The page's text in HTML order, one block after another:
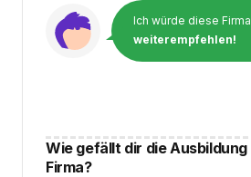
Ich würde diese Firma
weiterempfehlen!
Wie gefällt dir die Ausbildung
Firma?